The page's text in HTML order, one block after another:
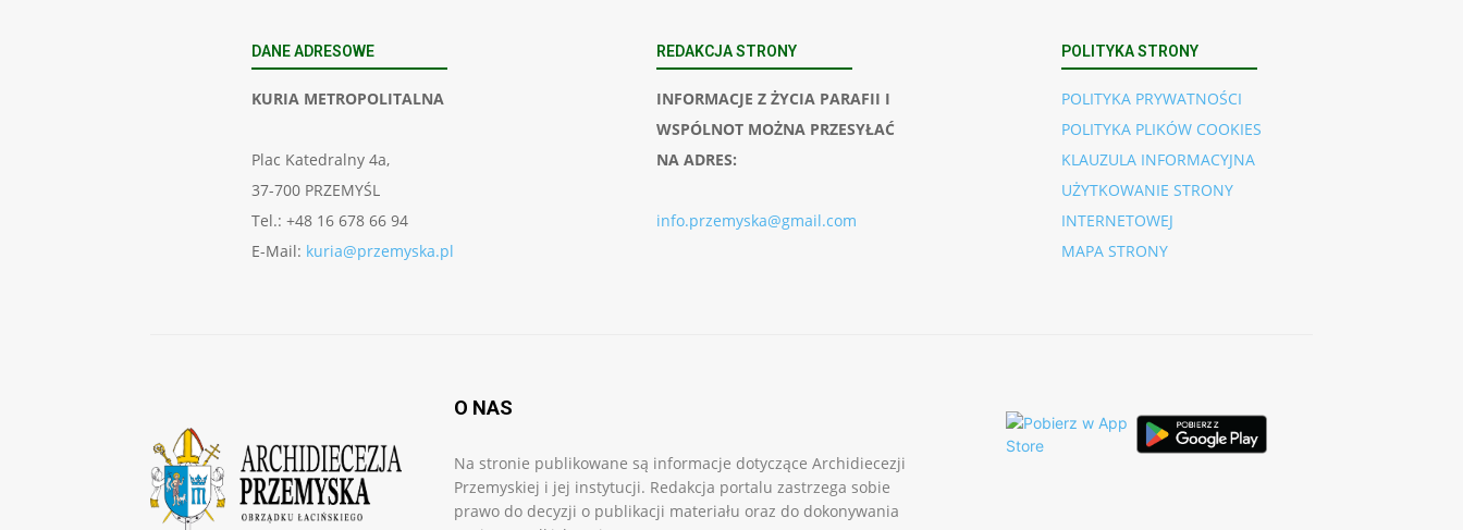
DANE ADRESOWE
KURIA METROPOLITALNA
Plac Katedralny 4a,
37-700 PRZEMYŚL
Tel.: +48 16 678 66 94
E-Mail: kuria@przemyska.pl
REDAKCJA STRONY
INFORMACJE Z ŻYCIA PARAFII I
WSPÓLNOT MOŻNA PRZESYŁAĆ
NA ADRES:
info.przemyska@gmail.com
POLITYKA STRONY
POLITYKA PRYWATNOŚCI
POLITYKA PLIKÓW COOKIES
KLAUZULA INFORMACYJNA
UŻYTKOWANIE STRONY
INTERNETOWEJ
MAPA STRONY
O NAS
Na stronie publikowane są informacje dotyczące Archidiecezji
Przemyskiej i jej instytucji. Redakcja portalu zastrzega sobie
prawo do decyzji o publikacji materiału oraz do dokonywania